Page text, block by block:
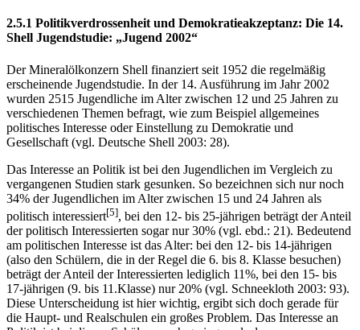
2.5.1 Politikverdrossenheit und Demokratieakzeptanz: Die 14.
Shell Jugendstudie: „Jugend 2002“
Der Mineralölkonzern Shell finanziert seit 1952 die regelmäßig
erscheinende Jugendstudie. In der 14. Ausführung im Jahr 2002
wurden 2515 Jugendliche im Alter zwischen 12 und 25 Jahren zu
verschiedenen Themen befragt, wie zum Beispiel allgemeines
politisches Interesse oder Einstellung zu Demokratie und
Gesellschaft (vgl. Deutsche Shell 2003: 28).
Das Interesse an Politik ist bei den Jugendlichen im Vergleich zu
vergangenen Studien stark gesunken. So bezeichnen sich nur noch
34% der Jugendlichen im Alter zwischen 15 und 24 Jahren als
politisch interessiert[5], bei den 12- bis 25-jährigen beträgt der Anteil
der politisch Interessierten sogar nur 30% (vgl. ebd.: 21). Bedeutend
am politischen Interesse ist das Alter: bei den 12- bis 14-jährigen
(also den Schülern, die in der Regel die 6. bis 8. Klasse besuchen)
beträgt der Anteil der Interessierten lediglich 11%, bei den 15- bis
17-jährigen (9. bis 11.Klasse) nur 20% (vgl. Schneekloth 2003: 93).
Diese Unterscheidung ist hier wichtig, ergibt sich doch gerade für
die Haupt- und Realschulen ein großes Problem. Das Interesse an